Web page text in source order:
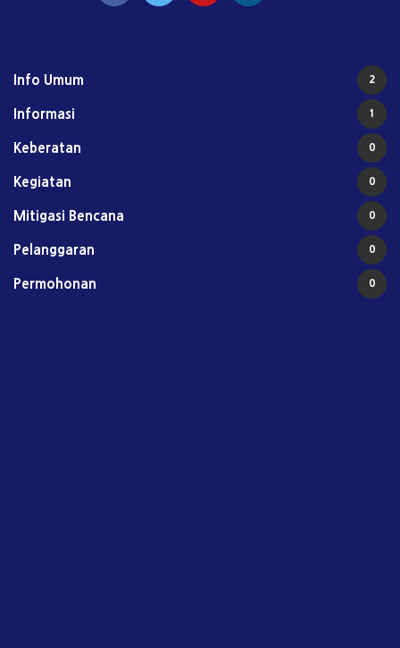
Info Umum 2
Informasi 1
Keberatan 0
Kegiatan 0
Mitigasi Bencana 0
Pelanggaran 0
Permohonan 0